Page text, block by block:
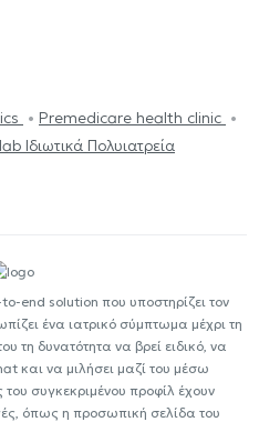
Premedicare health clinic
Ιδιωτικά Πολυιατρεία
end solution που υποστηρίζει τον
ένα ιατρικό σύμπτωμα μέχρι τη
τη δυνατότητα να βρεί ειδικό, να
και να μιλήσει μαζί του μέσω
συγκεκριμένου προφίλ έχουν
όπως η προσωπική σελίδα του